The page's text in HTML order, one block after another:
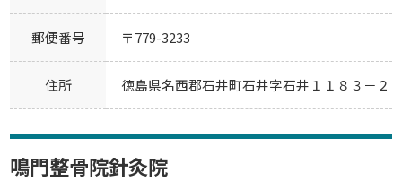
郵便番号 〒779-3233
住所 徳島県名西郡石井町石井字石井１１８３－２
鳴門整骨院針灸院